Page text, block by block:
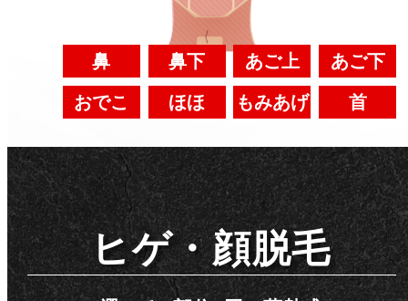
鼻 鼻下 あご上 あご下
おでこ ほほ もみあげ 首
ヒゲ・顔脱毛